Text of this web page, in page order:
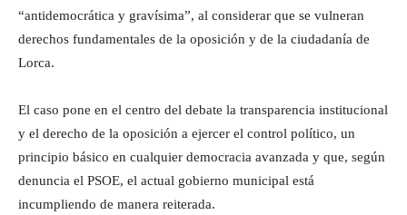
“antidemocrática y gravísima”, al considerar que se vulneran
derechos fundamentales de la oposición y de la ciudadanía de
Lorca.
El caso pone en el centro del debate la transparencia institucional
y el derecho de la oposición a ejercer el control político, un
principio básico en cualquier democracia avanzada y que, según
denuncia el PSOE, el actual gobierno municipal está
incumpliendo de manera reiterada.